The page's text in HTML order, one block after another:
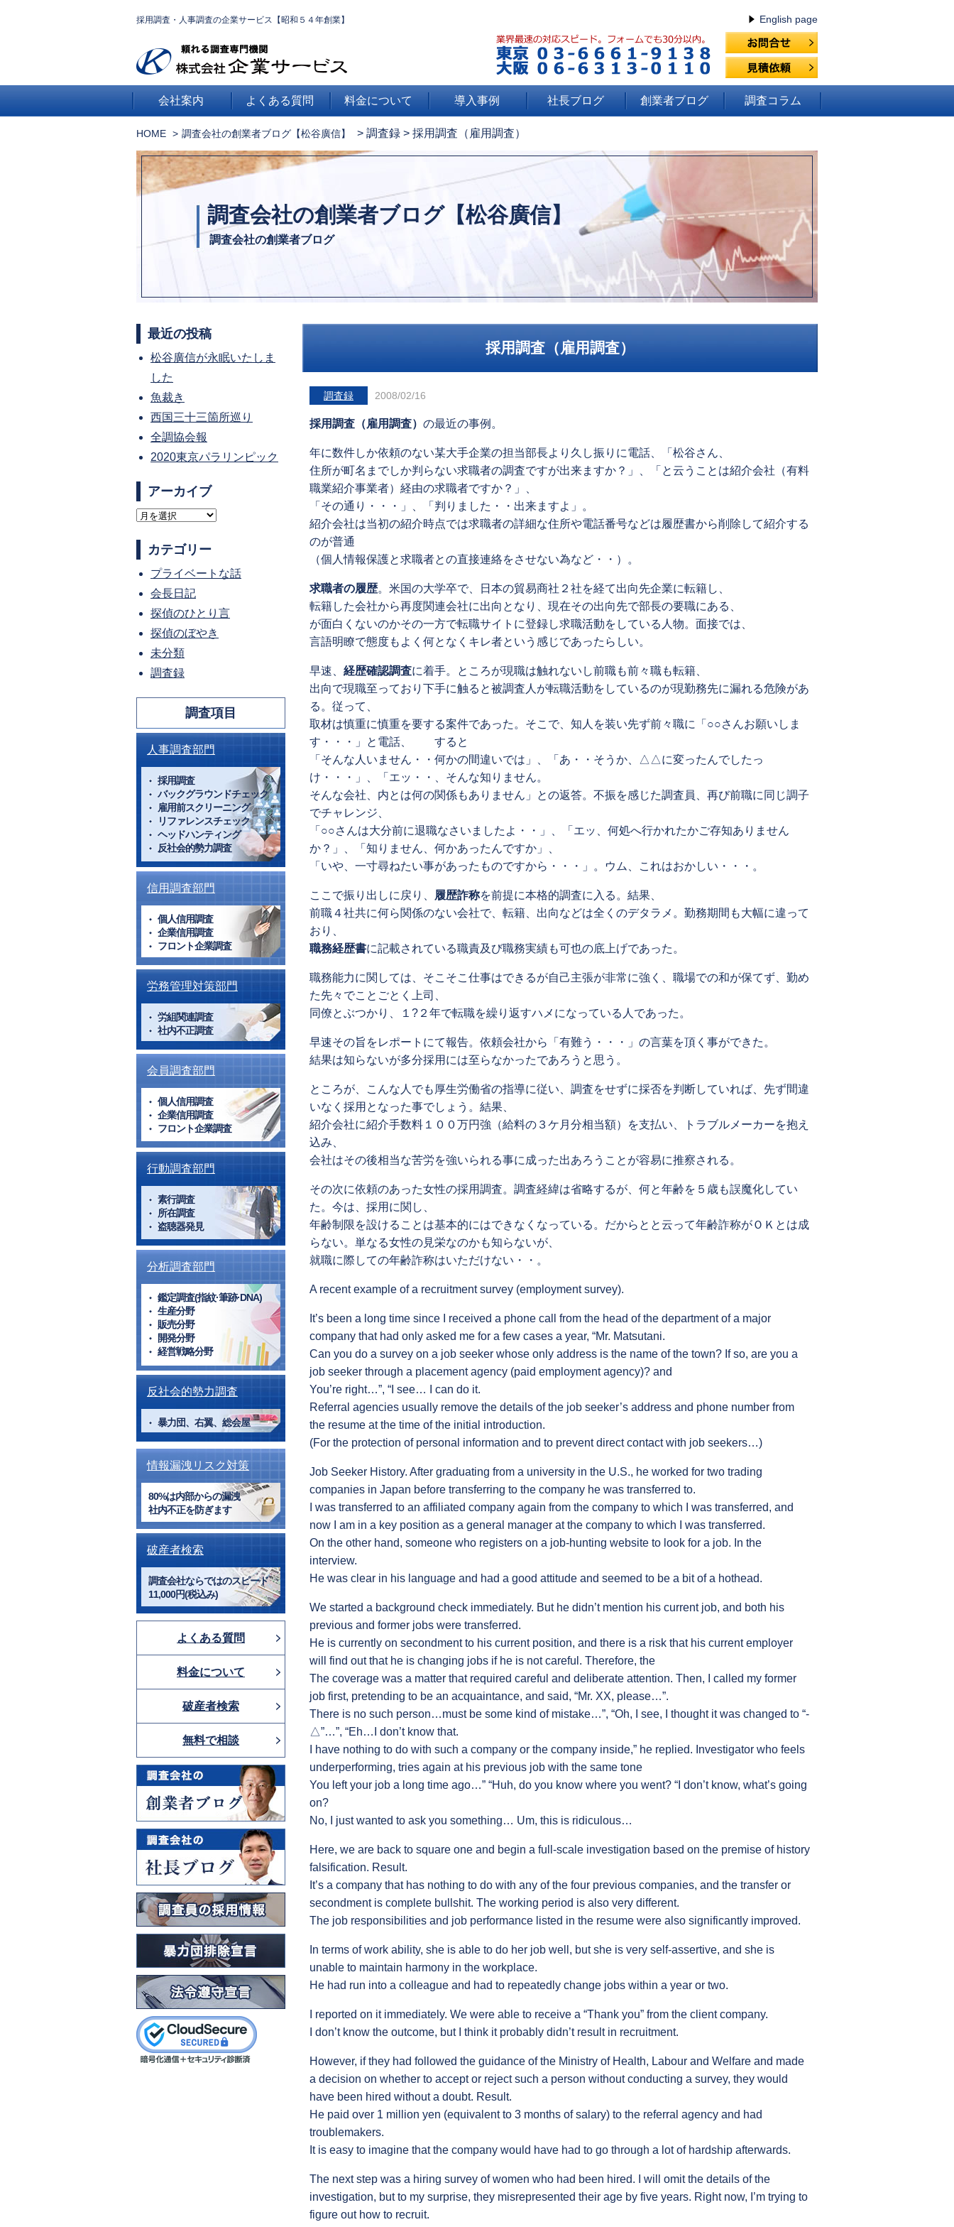
English page
採用調査・人事調査の企業サービス【昭和５４年創業】
会社案内 よくある質問 料金について 導入事例 社長ブログ 創業者ブログ 調査コラム
HOME 調査会社の創業者ブログ【松谷廣信】 > 調査録 > 採用調査（雇用調査）
調査会社の創業者ブログ【松谷廣信】
調査会社の創業者ブログ
採用調査（雇用調査）
調査録 2008/02/16
採用調査（雇用調査） の最近の事例。
年に数件しか依頼のない某大手企業の担当部長より久し振りに電話、「松谷さん、
住所が町名までしか判らない求職者の調査ですが出来ますか？」、「と云うことは紹介会社（有料
職業紹介事業者）経由の求職者ですか？」、
「その通り・・・」、「判りました・・出来ますよ」。
紹介会社は当初の紹介時点では求職者の詳細な住所や電話番号などは履歴書から削除して紹介する
のが普通
（個人情報保護と求職者との直接連絡をさせない為など・・）。
求職者の履歴。米国の大学卒で、日本の貿易商社２社を経て出向先企業に転籍し、
転籍した会社から再度関連会社に出向となり、現在その出向先で部長の要職にある、
が面白くないのかその一方で転職サイトに登録し求職活動をしている人物。面接では、
言語明瞭で態度もよく何となくキレ者という感じであったらしい。
早速、 経歴確認調査に着手。ところが現職は触れないし前職も前々職も転籍、
出向で現職至っており下手に触ると被調査人が転職活動をしているのが現勤務先に漏れる危険があ
る。従って、
取材は慎重に慎重を要する案件であった。そこで、知人を装い先ず前々職に「○○さんお願いしま
す・・・」と電話、 すると
「そんな人いません・・何かの間違いでは」、「あ・・そうか、△△に変ったんでしたっ
け・・・」、「エッ・・、そんな知りません。
そんな会社、内とは何の関係もありません」との返答。不振を感じた調査員、再び前職に同じ調子
でチャレンジ、
「○○さんは大分前に退職なさいましたよ・・」、「エッ、何処へ行かれたかご存知ありません
か？」、「知りません、何かあったんですか」、
「いや、一寸尋ねたい事があったものですから・・・」。ウム、これはおかしい・・・。
ここで振り出しに戻り、 履歴詐称を前提に本格的調査に入る。結果、
前職４社共に何ら関係のない会社で、転籍、出向などは全くのデタラメ。勤務期間も大幅に違って
おり、
職務経歴書に記載されている職責及び職務実績も可也の底上げであった。
職務能力に関しては、そこそこ仕事はできるが自己主張が非常に強く、職場での和が保てず、勤め
た先々でことごとく上司、
同僚とぶつかり、１?２年で転職を繰り返すハメになっている人であった。
早速その旨をレポートにて報告。依頼会社から「有難う・・・」の言葉を頂く事ができた。
結果は知らないが多分採用には至らなかったであろうと思う。
ところが、こんな人でも厚生労働省の指導に従い、調査をせずに採否を判断していれば、先ず間違
いなく採用となった事でしょう。結果、
紹介会社に紹介手数料１００万円強（給料の３ケ月分相当額）を支払い、トラブルメーカーを抱え
込み、
会社はその後相当な苦労を強いられる事に成った出あろうことが容易に推察される。
その次に依頼のあった女性の採用調査。調査経緯は省略するが、何と年齢を５歳も誤魔化してい
た。今は、採用に関し、
年齢制限を設けることは基本的にはできなくなっている。だからとと云って年齢詐称がＯＫとは成
らない。単なる女性の見栄なのかも知らないが、
就職に際しての年齢詐称はいただけない・・。
A recent example of a recruitment survey (employment survey).
It’s been a long time since I received a phone call from the head of the department of a major
company that had only asked me for a few cases a year, “Mr. Matsutani.
Can you do a survey on a job seeker whose only address is the name of the town? If so, are you a
job seeker through a placement agency (paid employment agency)? and
You’re right…”, “I see… I can do it.
Referral agencies usually remove the details of the job seeker’s address and phone number from
the resume at the time of the initial introduction.
(For the protection of personal information and to prevent direct contact with job seekers…)
Job Seeker History. After graduating from a university in the U.S., he worked for two trading
companies in Japan before transferring to the company he was transferred to.
I was transferred to an affiliated company again from the company to which I was transferred, and
now I am in a key position as a general manager at the company to which I was transferred.
On the other hand, someone who registers on a job-hunting website to look for a job. In the
interview.
He was clear in his language and had a good attitude and seemed to be a bit of a hothead.
We started a background check immediately. But he didn’t mention his current job, and both his
previous and former jobs were transferred.
He is currently on secondment to his current position, and there is a risk that his current employer
will find out that he is changing jobs if he is not careful. Therefore, the
The coverage was a matter that required careful and deliberate attention. Then, I called my former
job first, pretending to be an acquaintance, and said, “Mr. XX, please…”.
There is no such person…must be some kind of mistake…”, “Oh, I see, I thought it was changed to “-
△”…”, “Eh…I don’t know that.
I have nothing to do with such a company or the company inside,” he replied. Investigator who feels
underperforming, tries again at his previous job with the same tone
You left your job a long time ago…” “Huh, do you know where you went? “I don’t know, what’s going
on?
No, I just wanted to ask you something… Um, this is ridiculous…
Here, we are back to square one and begin a full-scale investigation based on the premise of history
falsification. Result.
It’s a company that has nothing to do with any of the four previous companies, and the transfer or
secondment is complete bullshit. The working period is also very different.
The job responsibilities and job performance listed in the resume were also significantly improved.
In terms of work ability, she is able to do her job well, but she is very self-assertive, and she is
unable to maintain harmony in the workplace.
He had run into a colleague and had to repeatedly change jobs within a year or two.
I reported on it immediately. We were able to receive a “Thank you” from the client company.
I don’t know the outcome, but I think it probably didn’t result in recruitment.
However, if they had followed the guidance of the Ministry of Health, Labour and Welfare and made
a decision on whether to accept or reject such a person without conducting a survey, they would
have been hired without a doubt. Result.
He paid over 1 million yen (equivalent to 3 months of salary) to the referral agency and had
troublemakers.
It is easy to imagine that the company would have had to go through a lot of hardship afterwards.
The next step was a hiring survey of women who had been hired. I will omit the details of the
investigation, but to my surprise, they misrepresented their age by five years. Right now, I’m trying to
figure out how to recruit.
最近の投稿
松谷廣信が永眠いたしま
した
魚裁き
西国三十三箇所巡り
全調協会報
2020東京パラリンピック
アーカイブ
ア
イ
ブ
カテゴリー
プライベートな話
会長日記
探偵のひとり言
探偵のぼやき
未分類
調査録
調査項目
人事調査部門
採用調査
バックグラウンドチェック
雇用前スクリーニング
リファレンスチェック
ヘッドハンティング
反社会的勢力調査
信用調査部門
個人信用調査
企業信用調査
フロント企業調査
労務管理対策部門
労組関連調査
社内不正調査
会員調査部門
個人信用調査
企業信用調査
フロント企業調査
行動調査部門
素行調査
所在調査
盗聴器発見
分析調査部門
鑑定調査(指紋·筆跡·DNA)
生産分野
販売分野
開発分野
経営戦略分野
反社会的勢力調査
暴力団、右翼、総会屋
情報漏洩リスク対策
80%は内部からの漏洩
社内不正を防ぎます
破産者検索
調査会社ならではのスピード
11,000円(税込み)
よくある質問
料金について
破産者検索
無料で相談